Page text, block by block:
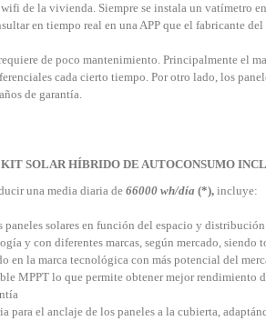
de la vivienda. Siempre se instala un vatímetro
en tiempo real en una APP que el fabricante
de poco mantenimiento. Principalmente el
cada cierto tiempo. Por otro lado, los
de garantía.
SOLAR HÍBRIDO DE AUTOCONSUMO
una media diaria de 66000 wh/día (*), incluye:
solares en función del espacio y
y con diferentes marcas, según mercado, siendo
en la marca tecnológica con más potencial del
MPPT lo que permite obtener mejor
para el anclaje de los paneles a la cubierta,